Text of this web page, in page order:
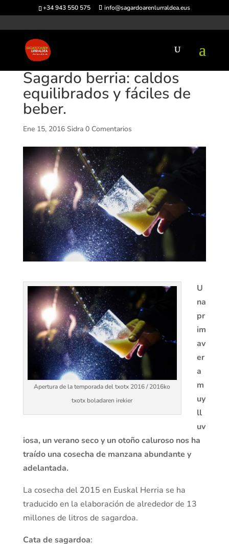
+34 943 550 575 info@sagardoarenlurraldea.eus
Sagardo berria: caldos
equilibrados y fáciles de
beber.
Ene 15, 2016 Sidra 0 Comentarios
Apertura de la temporada del txotx 2016 / 2016ko
txotx boladaren irekier
U
na
pr
im
av
er
a
m
uy
ll
uv
iosa, un verano seco y un otoño caluroso nos ha
traído una cosecha de manzana abundante y
adelantada.
La cosecha del 2015 en Euskal Herria se ha
traducido en la elaboración de alrededor de 13
millones de litros de sagardoa.
Cata de sagardoa: